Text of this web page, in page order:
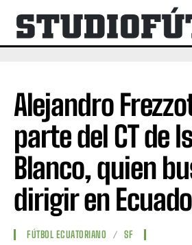
Alejandro
parte del CT de
Blanco, quien
dirigir en
FÚTBOL ECUATORIANO SF